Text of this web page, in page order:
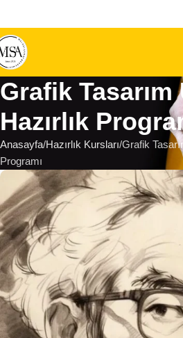
Grafik
Hazırlık
Anasayfa Hazırlık Kursları Grafik
Programı